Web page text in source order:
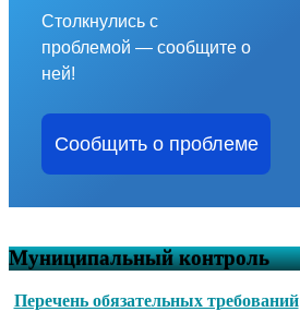
Столкнулись с
проблемой — сообщите о
ней!
Сообщить о проблеме
Муниципальный контроль
Перечень обязательных требований